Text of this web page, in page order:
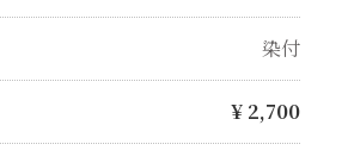
染付
¥ 2,700